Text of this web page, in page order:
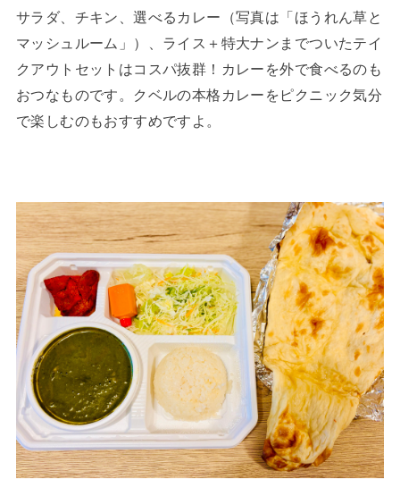
サラダ、チキン、選べるカレー（写真は「ほうれん草と
マッシュルーム」）、ライス＋特大ナンまでついたテイ
クアウトセットはコスパ抜群！カレーを外で食べるのも
おつなものです。クベルの本格カレーをピクニック気分
で楽しむのもおすすめですよ。